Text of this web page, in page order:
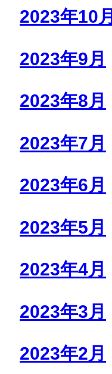
2023年10月
2023年9月
2023年8月
2023年7月
2023年6月
2023年5月
2023年4月
2023年3月
2023年2月